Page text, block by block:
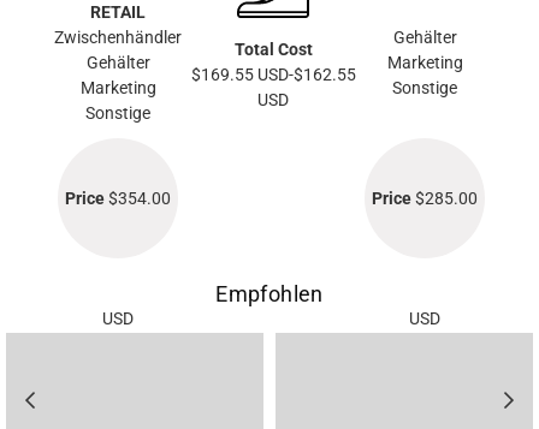
RETAIL
Zwischenhändler
Gehälter
Marketing
Sonstige
Total Cost
$169.55 USD-$162.55
USD
Gehälter
Marketing
Sonstige
Price$354.00
USD
Price$285.00
USD
Empfohlen